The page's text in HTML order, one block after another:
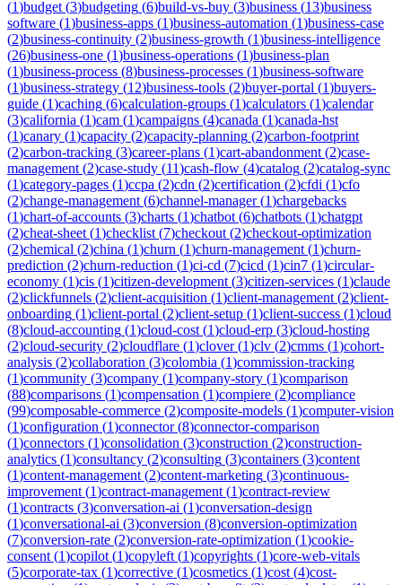
(1)budget (3)budgeting (6)build-vs-buy (3)business (13)business
software (1)business-apps (1)business-automation (1)business-case
(2)business-continuity (2)business-growth (1)business-intelligence
(26)business-one (1)business-operations (1)business-plan
(1)business-process (8)business-processes (1)business-software
(1)business-strategy (12)business-tools (2)buyer-portal (1)buyers-
guide (1)caching (6)calculation-groups (1)calculators (1)calendar
(3)california (1)cam (1)campaigns (4)canada (1)canada-hst
(1)canary (1)capacity (2)capacity-planning (2)carbon-footprint
(2)carbon-tracking (3)career-plans (1)cart-abandonment (2)case-
management (2)case-study (11)cash-flow (4)catalog (2)catalog-sync
(1)category-pages (1)ccpa (2)cdn (2)certification (2)cfdi (1)cfo
(2)change-management (6)channel-manager(1)chargebacks
(1)chart-of-accounts (3)charts (1)chatbot (6)chatbots (1)chatgpt
(2)cheat-sheet (1)checklist (7)checkout (2)checkout-optimization
(2)chemical (2)china (1)churn (1)churn-management (1)churn-
prediction (2)churn-reduction (1)ci-cd (7)cicd (1)cin7 (1)circular-
economy (1)cis (1)citizen-development (3)citizen-services (1)claude
(2)clickfunnels (2)client-acquisition (1)client-management (2)client-
onboarding (1)client-portal (2)client-setup (1)client-success (1)cloud
(8)cloud-accounting (1)cloud-cost (1)cloud-erp (3)cloud-hosting
(2)cloud-security (2)cloudflare (1)clover(1)clv (2)cmms (1)cohort-
analysis (2)collaboration (3)colombia (1)commission-tracking
(1)community (3)company (1)company-story (1)comparison
(88)comparisons (1)compensation (1)compiere (2)compliance
(99)composable-commerce (2)composite-models (1)computer-vision
(1)configuration (1)connector(8)connector-comparison
(1)connectors (1)consolidation (3)construction (2)construction-
analytics (1)consultancy (2)consulting (3)containers (3)content
(1)content-management (2)content-marketing (3)continuous-
improvement (1)contract-management (1)contract-review
(1)contracts (3)conversation-ai (1)conversation-design
(1)conversational-ai (3)conversion (8)conversion-optimization
(7)conversion-rate (2)conversion-rate-optimization (1)cookie-
consent (1)copilot (1)copyleft (1)copyrights (1)core-web-vitals
(5)corporate-tax (1)corrective (1)cosmetics (1)cost (4)cost-